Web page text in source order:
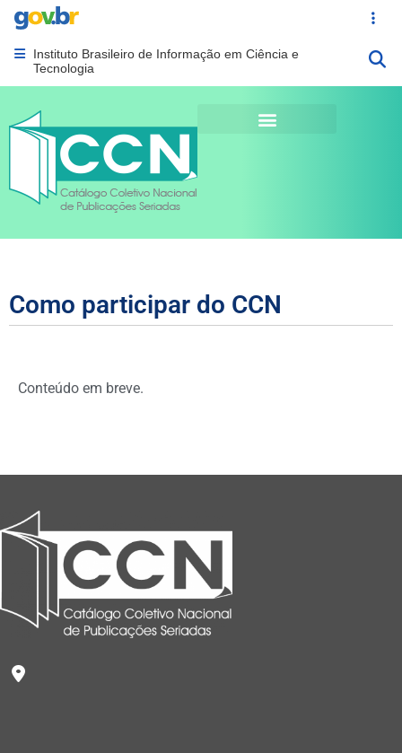
Portal Gov.br
Abrir menu principal de navegação
Instituto Brasileiro de Informação em Ciência e
Tecnologia
Como participar do CCN
Conteúdo em breve.